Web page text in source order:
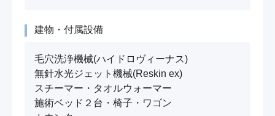
建物・付属設備
毛穴洗浄機械(ハイドロヴィーナス)
無針水光ジェット機械(Reskin ex)
スチーマー・タオルウォーマー
施術ベッド２台・椅子・ワゴン